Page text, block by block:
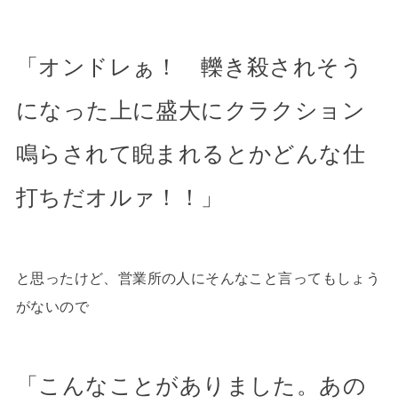
「オンドレぁ！ 轢き殺されそう
になった上に盛大にクラクション
鳴らされて睨まれるとかどんな仕
打ちだオルァ！！」
と思ったけど、営業所の人にそんなこと言ってもしょう
がないので
「こんなことがありました。あの